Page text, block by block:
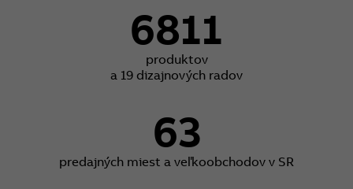
6811
produktov
a 19 dizajnových radov
63
predajných miest a veľkoobchodov v SR